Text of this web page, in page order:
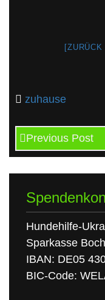
[ZURÜCK
zuhause
Previous Post
Hundehilfe-
Sparkasse
IBAN: DE05
BIC-Code: